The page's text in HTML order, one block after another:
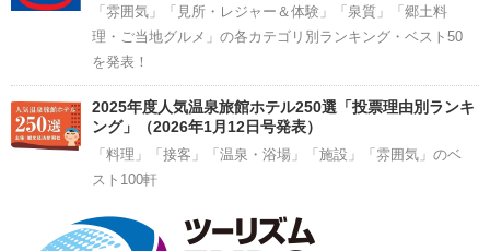
「雰囲気」「見所・レジャー＆体験」「泉質」「郷土料
理・ご当地グルメ」の各カテゴリ別ランキング・ベスト50
を発表！
2025年度人気温泉旅館ホテル250選「投票理由別ランキ
ング」（2026年1月12日号発表）
「料理」「接客」「温泉・浴場」「施設」「雰囲気」のベ
スト100軒